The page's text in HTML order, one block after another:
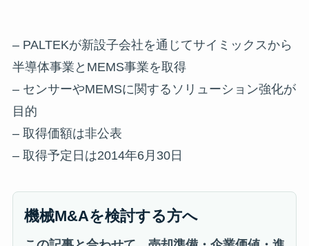
– PALTEKが新設子会社を通じてサイミックスから
半導体事業とMEMS事業を取得
– センサーやMEMSに関するソリューション強化が
目的
– 取得価額は非公表
– 取得予定日は2014年6月30日
機械M&Aを検討する方へ